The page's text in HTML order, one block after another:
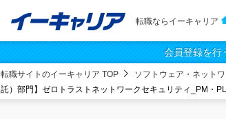
転職ならイーキャリア
会員登録を行
転職サイトのイーキャリア TOP ソフトウェア・ネット
託）部門】ゼロトラストネットワークセキュリティ_PM・